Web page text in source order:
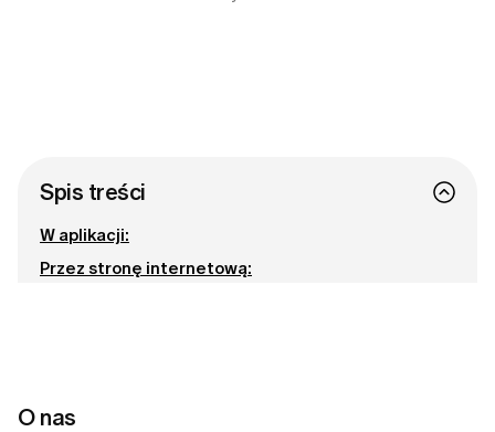
O nas
Spis treści
W aplikacji:
Przez stronę internetową: